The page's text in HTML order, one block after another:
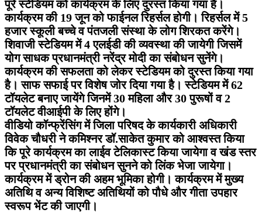
पूरे स्टेडियम को कार्यक्रम के लिए दुरस्त किया गया है।
कार्यक्रम की 19 जून को फाईनल रिहर्सल होगी। रिहर्सल में 5
हजार स्कूली बच्चे व पंतजली संस्था के लोग शिरकत करेंगे।
शिवाजी स्टेडियम में 4 एलईडी की व्यवस्था की जायेगी जिसमें
योग साधक प्रधानमंत्री नरेंद्र मोदी का संबोधन सुनेंगे।
कार्यक्रम की सफलता को लेकर स्टेडियम को दुरस्त किया गया
है। साफ सफाई पर विशेष जोर दिया गया है। स्टेडियम में 62
टॉयलेट बनाए जायेंगे जिनमें 30 महिला और 30 पुरूषों व 2
टॉयलेट वीआईपी के लिए होंगे।
वीडियो कॉन्फ्रेंसिंग में जिला परिषद के कार्यकारी अधिकारी
विवेक चौधरी ने कमिश्नर डॉ.साकेत कुमार को आश्वस्त किया
कि पूरे कार्यक्रम का लाईव टेलिकास्ट किया जायेगा व खंड स्तर
पर प्रधानमंत्री का संबोधन सुनने को लिंक भेजा जायेगा।
कार्यक्रम में ड्रोन की अहम भूमिका होगी। कार्यक्रम में मुख्य
अतिथि व अन्य विशिष्ट अतिथियों को पौधे और गीता उपहार
स्वरूप भेंट की जाएगी।